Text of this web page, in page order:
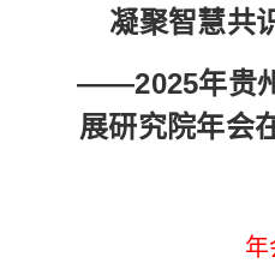
凝聚智慧共
——2025年贵州
展研究院年会
年